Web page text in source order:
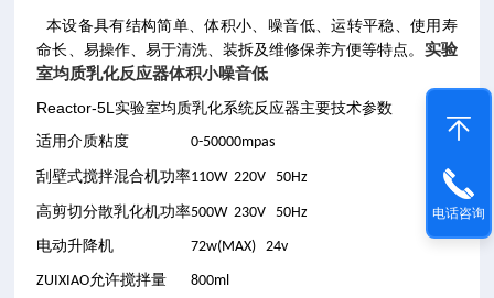
本设备具有结构简单、体积小、噪音低、运转平稳、使用寿
命长、易操作、易于清洗、装拆及维修保养方便等特点。 实验
室均质乳化反应器体积小噪音低
Reactor-5L实验室均质乳化系统反应器主要技术参数
适用介质粘度 0-50000mpas
刮壁式搅拌混合机功率110W 220V 50Hz
高剪切分散乳化机功率500W 230V 50Hz
电动升降机 72w(MAX) 24v
ZUIXIAO允许搅拌量 800ml
电话咨询